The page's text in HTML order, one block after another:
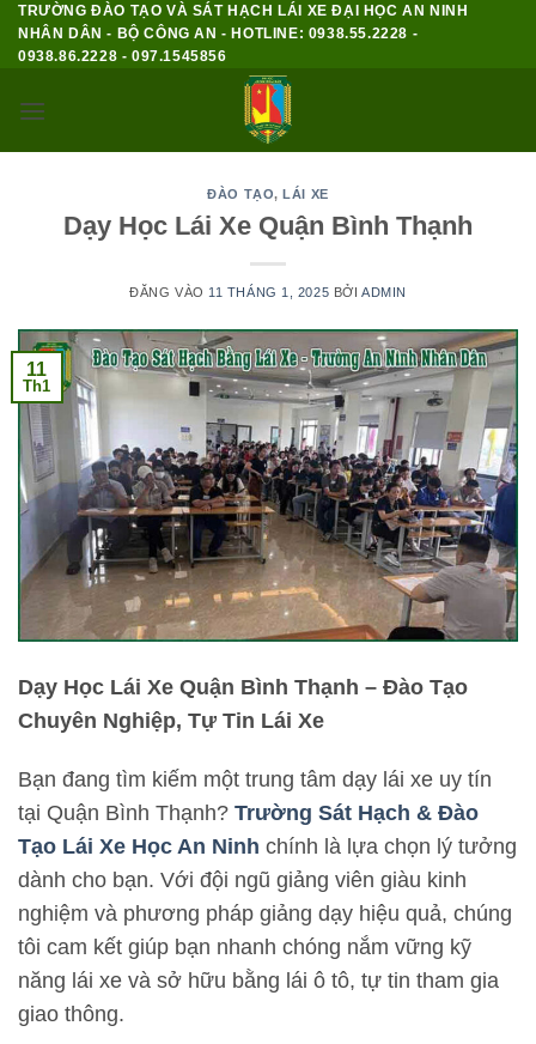
Bỏ
qua
dung
TRƯỜNG ĐÀO TẠO VÀ SÁT HẠCH LÁI XE ĐẠI HỌC AN NINH
NHÂN DÂN - BỘ CÔNG AN - HOTLINE: 0938.55.2228 -
0938.86.2228 - 097.1545856
ĐÀO TẠO,LÁI XE
Dạy Học Lái Xe Quận Bình Thạnh
ĐĂNG VÀO 11 THÁNG 1, 2025 BỞI ADMIN
11
Th1
Dạy Học Lái Xe Quận Bình Thạnh – Đào Tạo
Chuyên Nghiệp, Tự Tin Lái Xe
Bạn đang tìm kiếm một trung tâm dạy lái xe uy tín
tại Quận Bình Thạnh? Trường Sát Hạch & Đào
Tạo Lái Xe Học An Ninh chính là lựa chọn lý tưởng
dành cho bạn. Với đội ngũ giảng viên giàu kinh
nghiệm và phương pháp giảng dạy hiệu quả, chúng
tôi cam kết giúp bạn nhanh chóng nắm vững kỹ
năng lái xe và sở hữu bằng lái ô tô, tự tin tham gia
giao thông.